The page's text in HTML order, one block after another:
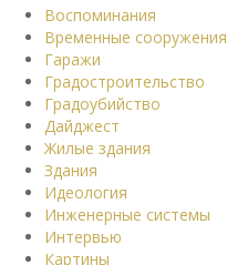
Воспоминания
Временные сооружения
Гаражи
Градостроительство
Градоубийство
Дайджест
Жилые здания
Здания
Идеология
Инженерные системы
Интервью
Картины